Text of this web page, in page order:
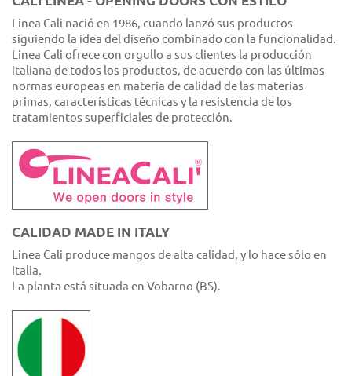
Linea Cali nació en 1986, cuando lanzó sus productos
siguiendo la idea del diseño combinado con la funcionalidad.
Linea Cali ofrece con orgullo a sus clientes la producción
italiana de todos los productos, de acuerdo con las últimas
normas europeas en materia de calidad de las materias
primas, características técnicas y la resistencia de los
tratamientos superficiales de protección.
CALIDAD MADE IN ITALY
Linea Cali produce mangos de alta calidad, y lo hace sólo en
Italia.
La planta está situada en Vobarno (BS).